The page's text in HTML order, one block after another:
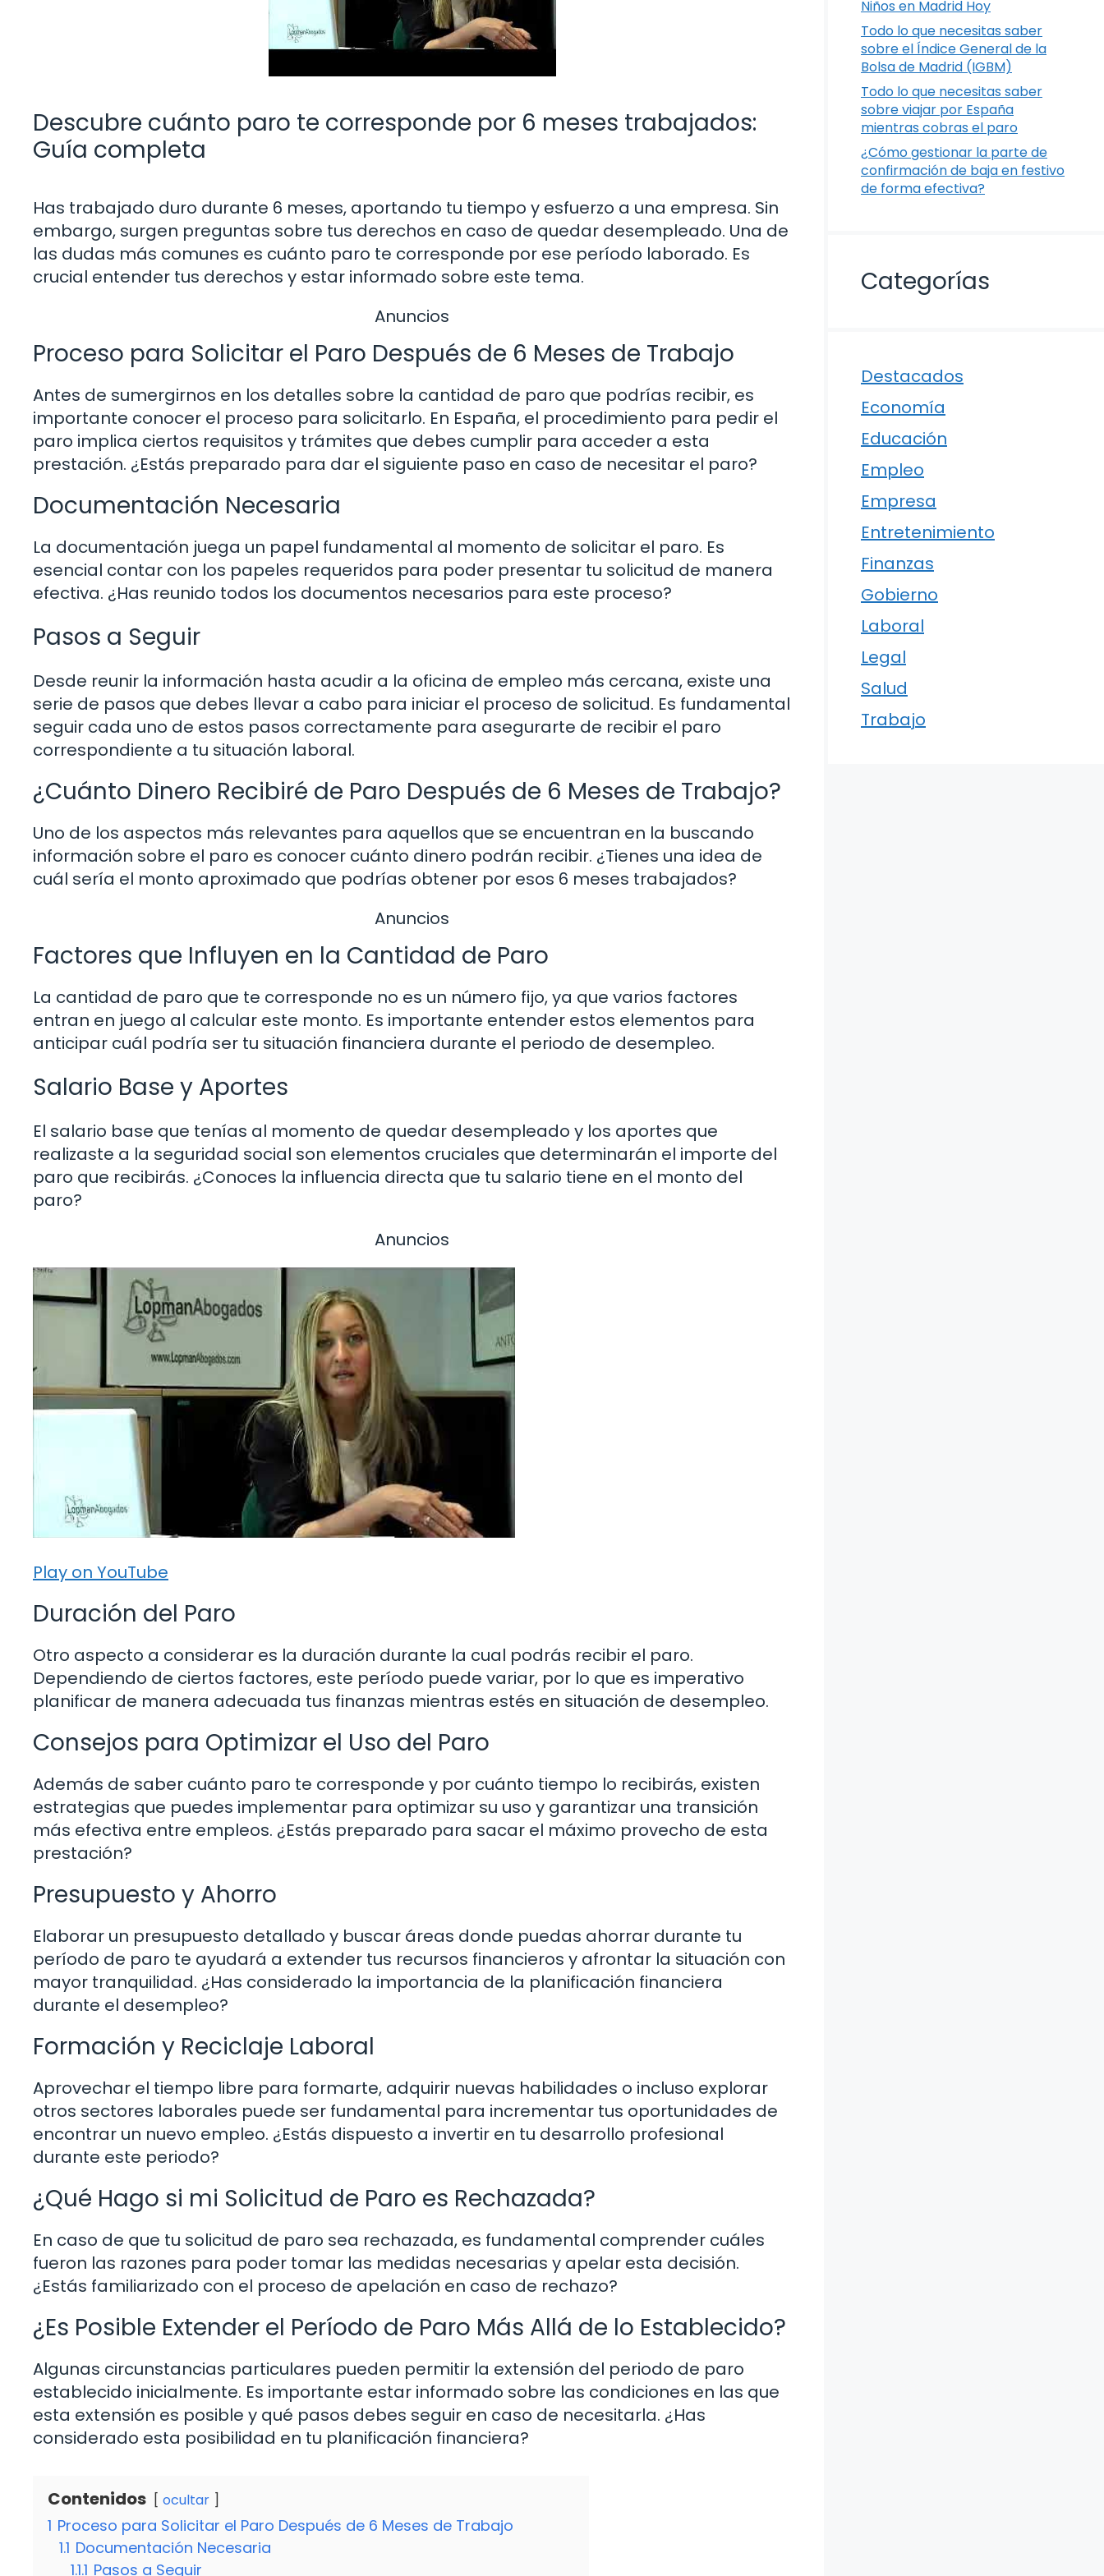
Descubre cuánto paro te corresponde por 6 meses trabajados:
Guía completa
Has trabajado duro durante 6 meses, aportando tu tiempo y esfuerzo a una empresa. Sin
embargo, surgen preguntas sobre tus derechos en caso de quedar desempleado. Una de
las dudas más comunes es cuánto paro te corresponde por ese período laborado. Es
crucial entender tus derechos y estar informado sobre este tema.
Anuncios
Proceso para Solicitar el Paro Después de 6 Meses de Trabajo
Antes de sumergirnos en los detalles sobre la cantidad de paro que podrías recibir, es
importante conocer el proceso para solicitarlo. En España, el procedimiento para pedir el
paro implica ciertos requisitos y trámites que debes cumplir para acceder a esta
prestación. ¿Estás preparado para dar el siguiente paso en caso de necesitar el paro?
Documentación Necesaria
La documentación juega un papel fundamental al momento de solicitar el paro. Es
esencial contar con los papeles requeridos para poder presentar tu solicitud de manera
efectiva. ¿Has reunido todos los documentos necesarios para este proceso?
Pasos a Seguir
Desde reunir la información hasta acudir a la oficina de empleo más cercana, existe una
serie de pasos que debes llevar a cabo para iniciar el proceso de solicitud. Es fundamental
seguir cada uno de estos pasos correctamente para asegurarte de recibir el paro
correspondiente a tu situación laboral.
¿Cuánto Dinero Recibiré de Paro Después de 6 Meses de Trabajo?
Uno de los aspectos más relevantes para aquellos que se encuentran en la buscando
información sobre el paro es conocer cuánto dinero podrán recibir. ¿Tienes una idea de
cuál sería el monto aproximado que podrías obtener por esos 6 meses trabajados?
Anuncios
Factores que Influyen en la Cantidad de Paro
La cantidad de paro que te corresponde no es un número fijo, ya que varios factores
entran en juego al calcular este monto. Es importante entender estos elementos para
anticipar cuál podría ser tu situación financiera durante el periodo de desempleo.
Salario Base y Aportes
El salario base que tenías al momento de quedar desempleado y los aportes que
realizaste a la seguridad social son elementos cruciales que determinarán el importe del
paro que recibirás. ¿Conoces la influencia directa que tu salario tiene en el monto del
paro?
Anuncios
Play on YouTube
Duración del Paro
Otro aspecto a considerar es la duración durante la cual podrás recibir el paro.
Dependiendo de ciertos factores, este período puede variar, por lo que es imperativo
planificar de manera adecuada tus finanzas mientras estés en situación de desempleo.
Consejos para Optimizar el Uso del Paro
Además de saber cuánto paro te corresponde y por cuánto tiempo lo recibirás, existen
estrategias que puedes implementar para optimizar su uso y garantizar una transición
más efectiva entre empleos. ¿Estás preparado para sacar el máximo provecho de esta
prestación?
Presupuesto y Ahorro
Elaborar un presupuesto detallado y buscar áreas donde puedas ahorrar durante tu
período de paro te ayudará a extender tus recursos financieros y afrontar la situación con
mayor tranquilidad. ¿Has considerado la importancia de la planificación financiera
durante el desempleo?
Formación y Reciclaje Laboral
Aprovechar el tiempo libre para formarte, adquirir nuevas habilidades o incluso explorar
otros sectores laborales puede ser fundamental para incrementar tus oportunidades de
encontrar un nuevo empleo. ¿Estás dispuesto a invertir en tu desarrollo profesional
durante este periodo?
¿Qué Hago si mi Solicitud de Paro es Rechazada?
En caso de que tu solicitud de paro sea rechazada, es fundamental comprender cuáles
fueron las razones para poder tomar las medidas necesarias y apelar esta decisión.
¿Estás familiarizado con el proceso de apelación en caso de rechazo?
¿Es Posible Extender el Período de Paro Más Allá de lo Establecido?
Algunas circunstancias particulares pueden permitir la extensión del periodo de paro
establecido inicialmente. Es importante estar informado sobre las condiciones en las que
esta extensión es posible y qué pasos debes seguir en caso de necesitarla. ¿Has
considerado esta posibilidad en tu planificación financiera?
Contenidos ocultar
1 Proceso para Solicitar el Paro Después de 6 Meses de Trabajo
1.1 Documentación Necesaria
1.1.1 Pasos a Seguir
Niños en Madrid Hoy
Todo lo que necesitas saber
sobre el Índice General de la
Bolsa de Madrid (IGBM)
Todo lo que necesitas saber
sobre viajar por España
mientras cobras el paro
¿Cómo gestionar la parte de
confirmación de baja en festivo
de forma efectiva?
Categorías
Destacados
Economía
Educación
Empleo
Empresa
Entretenimiento
Finanzas
Gobierno
Laboral
Legal
Salud
Trabajo